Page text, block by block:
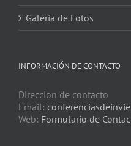
Galería de Fotos
INFORMACIÓN DE CONTACTO
Direccion de contacto
Email:
Web: Formulario de